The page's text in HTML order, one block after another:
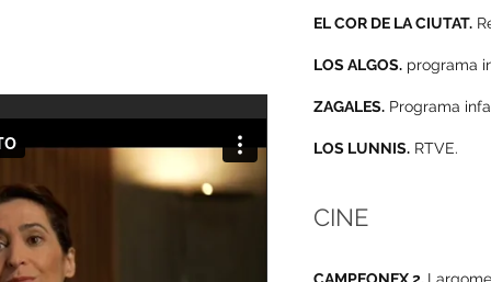
EL COR DE LA CIUTAT.
LOS ALGOS. programa
ZAGALES. Programa
LOS LUNNIS. RTVE.
CINE